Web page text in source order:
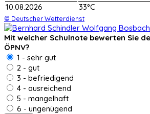
10.08.2026
33°C
© Deutscher Wetterdienst
Mit welcher Schulnote bewerten Sie
ÖPNV?
1 - sehr gut
2 - gut
3 - befriedigend
4 - ausreichend
5 - mangelhaft
6 - ungenügend